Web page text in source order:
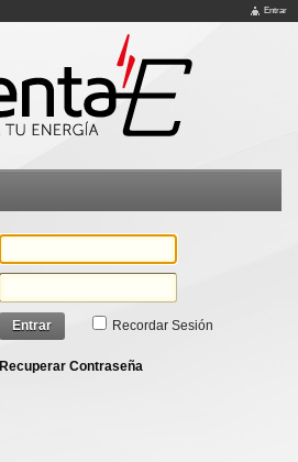
Entrar
Entrar Recordar Sesión
Recuperar Contraseña